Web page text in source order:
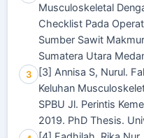
Musculoskeletal
Checklist Pada
Sumber Sawit
Sumatera Utara
3
[3] Annisa S, Nurul.
Keluhan
SPBU Jl. Perintis
2019. PhD Thesis.